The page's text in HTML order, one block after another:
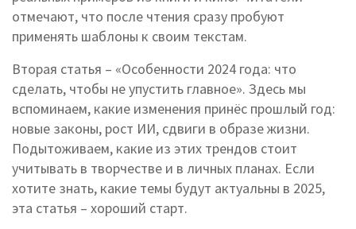
отмечают, что после чтения сразу пробуют
применять шаблоны к своим текстам.
Вторая статья – «Особенности 2024 года: что
сделать, чтобы не упустить главное». Здесь мы
вспоминаем, какие изменения принёс прошлый год:
новые законы, рост ИИ, сдвиги в образе жизни.
Подытоживаем, какие из этих трендов стоит
учитывать в творчестве и в личных планах. Если
хотите знать, какие темы будут актуальны в 2025,
эта статья – хороший старт.